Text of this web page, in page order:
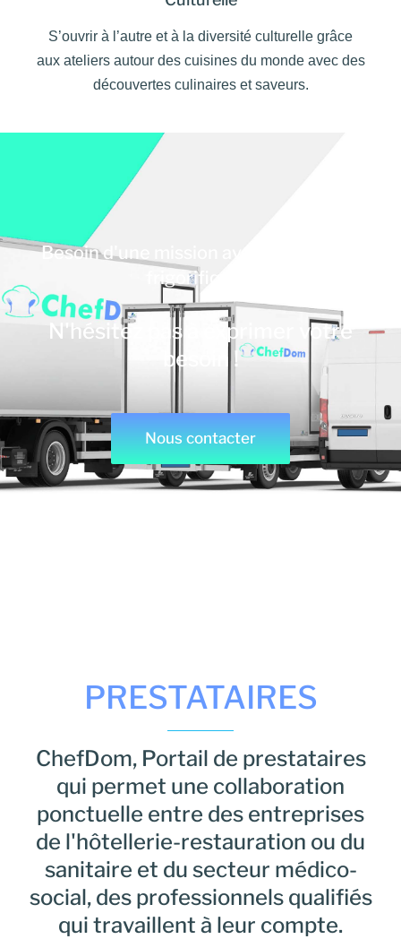
S’ouvrir à l’autre et à la diversité culturelle grâce
aux ateliers autour des cuisines du monde avec des
découvertes culinaires et saveurs.
Besoin d'une mission avec un véhicule
frigorifique ?
N'hésitez pas à exprimer votre
besoin !
Nous contacter
PRESTATAIRES
ChefDom, Portail de prestataires
qui permet une collaboration
ponctuelle entre des entreprises
de l'hôtellerie-restauration ou du
sanitaire et du secteur médico-
social, des professionnels qualifiés
qui travaillent à leur compte.